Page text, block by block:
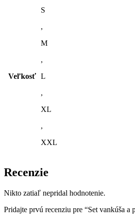
Veľkosť
S
,
M
,
L
,
XL
,
XXL
Recenzie
Nikto zatiaľ nepridal hodnotenie.
Pridajte prvú recenziu pre “Set vankúša